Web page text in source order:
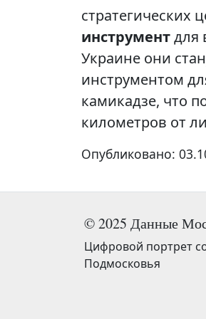
стратегических
инструментдля
Украине они
инструментом
камикадзе, что
километров от
Опубликовано:
© 2025 Данные
Цифровой портрет
Подмосковья